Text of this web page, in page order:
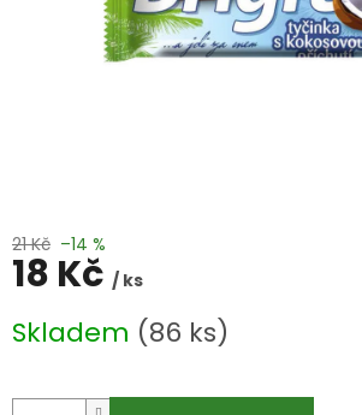
21 Kč –14 %
18 Kč / ks
cena:
Skladem (86 ks)